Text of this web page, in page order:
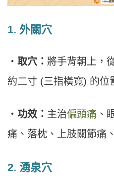
1. 外關穴
・ 取穴： 將手背朝上，
約二寸 (三指橫寬) 的位
・ 功效： 主治偏頭痛 、
痛、落枕、上肢關節痛
2. 湧泉穴